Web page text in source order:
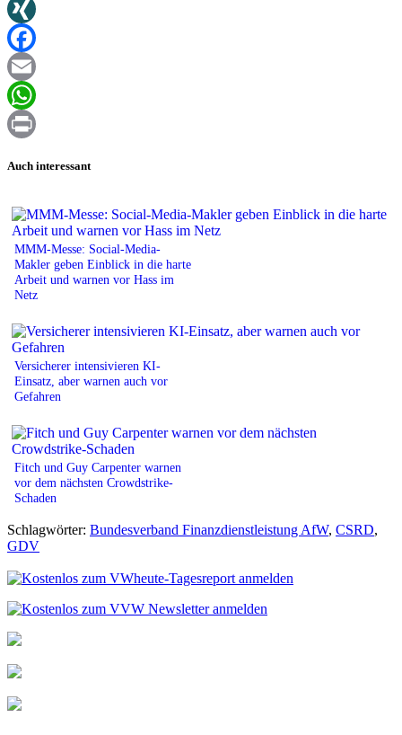
Twitter
XING
Facebook
Email
WhatsApp
Auch interessant
MMM-Messe: Social-Media-
Makler geben Einblick in die harte
Arbeit und warnen vor Hass im
Netz
Versicherer intensivieren KI-
Einsatz, aber warnen auch vor
Gefahren
Fitch und Guy Carpenter warnen
vor dem nächsten Crowdstrike-
Schaden
Schlagwörter: Bundesverband Finanzdienstleistung AfW, CSRD,
GDV